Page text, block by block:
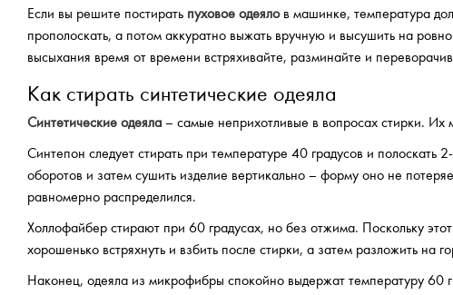
Если вы решите постирать пуховое одеялов машинке, температура
прополоскать, а потом аккуратно выжать вручную и высушить на
высыхания время от времени встряхивайте, разминайте и
Как стирать синтетические одеяла
Синтетические одеяла – самые неприхотливые в вопросах стирки. Их
Синтепон следует стирать при температуре 40 градусов и
оборотов и затем сушить изделие вертикально – форму оно не
равномерно распределился.
Холлофайбер стирают при 60 градусах, но без отжима. Поскольку
хорошенько встряхнуть и взбить после стирки, а затем разложить на
Наконец, одеяла из микрофибры спокойно выдержат температуру 60